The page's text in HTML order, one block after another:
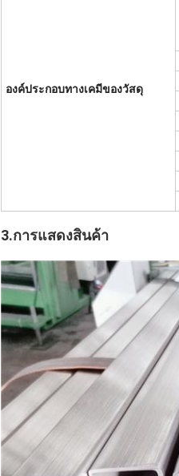
องค์ประกอบทางเคมีของวัสดุ
3.การแสดงสินค้า